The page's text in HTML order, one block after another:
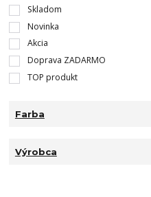
Skladom
Novinka
Akcia
Doprava ZADARMO
TOP produkt
Farba
Výrobca